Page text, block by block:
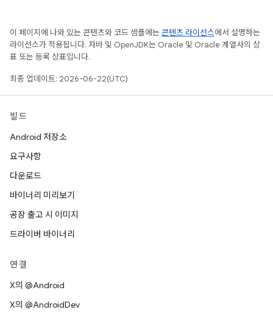
이 페이지에 나와 있는 콘텐츠와 코드 샘플에는 콘텐츠 라이선스에서 설명하는
라이선스가 적용됩니다. 자바 및 OpenJDK는 Oracle 및 Oracle 계열사의 상
표 또는 등록 상표입니다.
최종 업데이트: 2026-06-22(UTC)
빌드
Android 저장소
요구사항
다운로드
바이너리 미리보기
공장 출고 시 이미지
드라이버 바이너리
연결
X의 @Android
X의 @AndroidDev